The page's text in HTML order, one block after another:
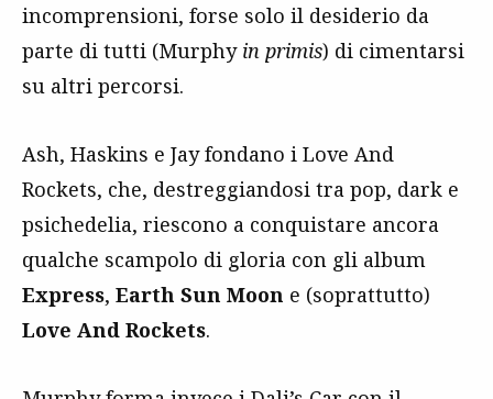
incomprensioni, forse solo il desiderio da
parte di tutti (Murphy in primis) di cimentarsi
su altri percorsi.
Ash, Haskins e Jay fondano i Love And
Rockets, che, destreggiandosi tra pop, dark e
psichedelia, riescono a conquistare ancora
qualche scampolo di gloria con gli album
Express, Earth Sun Moon e (soprattutto)
Love And Rockets.